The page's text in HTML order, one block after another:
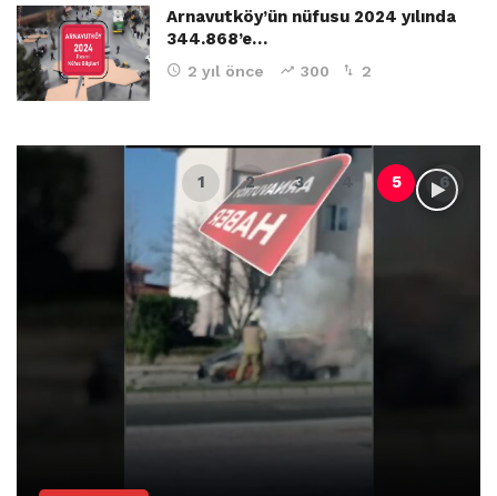
Arnavutköy’ün nüfusu 2024 yılında
344.868’e…
2 yıl önce 300 2